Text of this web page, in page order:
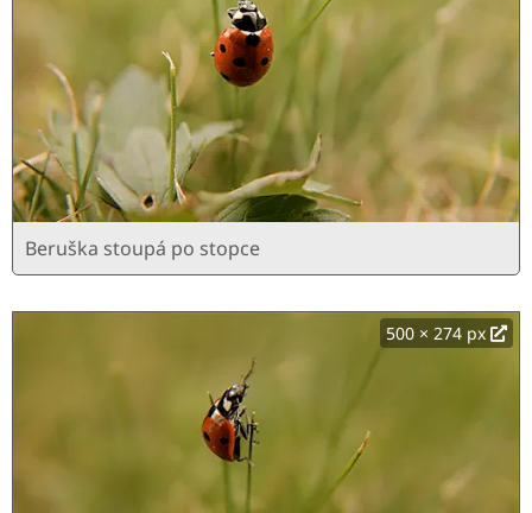
Beruška stoupá po stopce
500 × 274 px